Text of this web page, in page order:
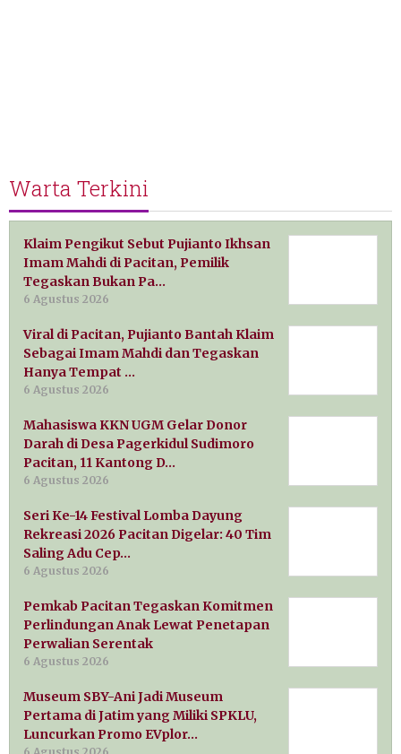
Warta Terkini
Klaim Pengikut Sebut Pujianto Ikhsan
Imam Mahdi di Pacitan, Pemilik
Tegaskan Bukan Pa…
6 Agustus 2026
Viral di Pacitan, Pujianto Bantah Klaim
Sebagai Imam Mahdi dan Tegaskan
Hanya Tempat …
6 Agustus 2026
Mahasiswa KKN UGM Gelar Donor
Darah di Desa Pagerkidul Sudimoro
Pacitan, 11 Kantong D…
6 Agustus 2026
Seri Ke-14 Festival Lomba Dayung
Rekreasi 2026 Pacitan Digelar: 40 Tim
Saling Adu Cep…
6 Agustus 2026
Pemkab Pacitan Tegaskan Komitmen
Perlindungan Anak Lewat Penetapan
Perwalian Serentak
6 Agustus 2026
Museum SBY-Ani Jadi Museum
Pertama di Jatim yang Miliki SPKLU,
Luncurkan Promo EVplor…